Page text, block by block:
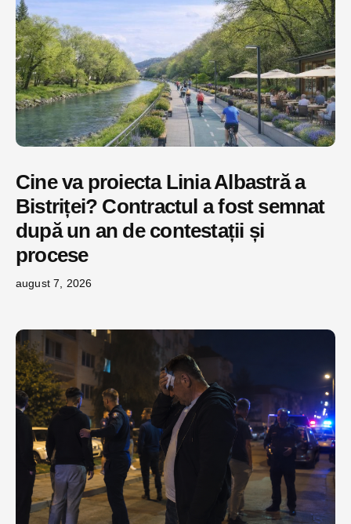
Cine va proiecta Linia Albastră a
Bistriței? Contractul a fost semnat
după un an de contestații și
procese
august 7, 2026